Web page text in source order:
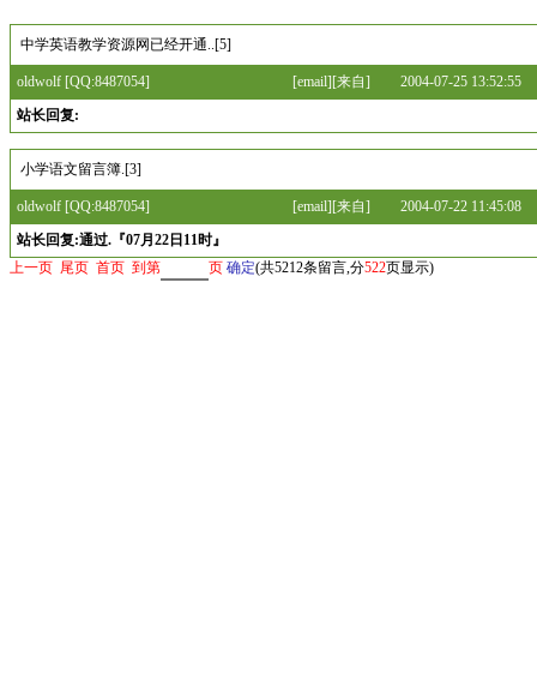
中学英语教学资源网已经开通..[5]
oldwolf [QQ:8487054] [email][来自]
2004-07-25 13:52:55
站长回复:
小学语文留言簿.[3]
oldwolf [QQ:8487054] [email][来自]
2004-07-22 11:45:08
站长回复:通过.『07月22日11时』
上一页 尾页 首页 到第 页 确定(共5212条留言,分522页显示)